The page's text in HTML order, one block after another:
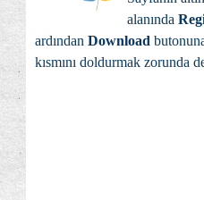
alanında
ardından Download
kısmını doldurmak zorunda